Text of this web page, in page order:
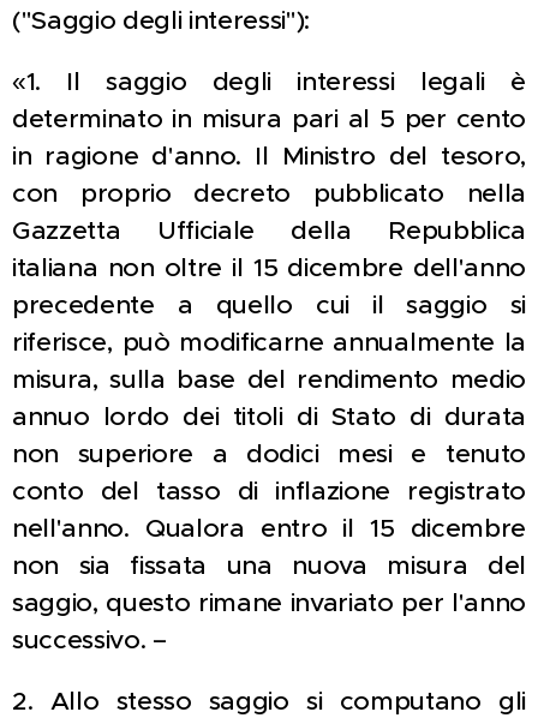
("Saggio degli interessi"):
«1. Il saggio degli interessi legali è
determinato in misura pari al 5 per cento
in ragione d'anno. Il Ministro del tesoro,
con proprio decreto pubblicato nella
Gazzetta Ufficiale della Repubblica
italiana non oltre il 15 dicembre dell'anno
precedente a quello cui il saggio si
riferisce, può modificarne annualmente la
misura, sulla base del rendimento medio
annuo lordo dei titoli di Stato di durata
non superiore a dodici mesi e tenuto
conto del tasso di inflazione registrato
nell'anno. Qualora entro il 15 dicembre
non sia fissata una nuova misura del
saggio, questo rimane invariato per l'anno
successivo. –
2. Allo stesso saggio si computano gli